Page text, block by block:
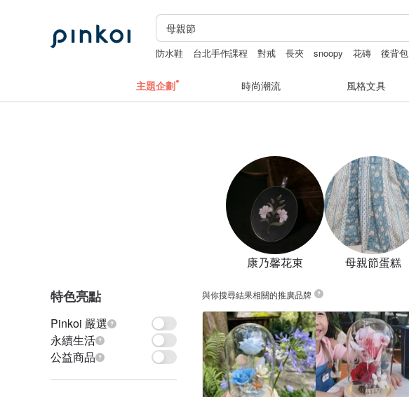
防水鞋 台北手作課程 對戒 長夾 snoopy 花磚 後背包
主題企劃 時尚潮流 風格文具
康乃馨花束 母親節蛋糕
特色亮點
Pinkoi 嚴選
永續生活
公益商品
與你搜尋結果相關的推廣品牌